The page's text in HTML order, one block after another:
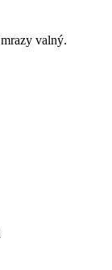
valný.